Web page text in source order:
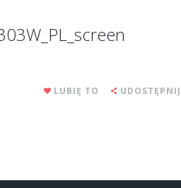
LUBIĘ TO UDOSTĘPNIJ